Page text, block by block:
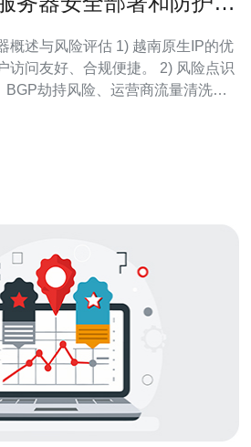
概述与风险评估 1) 越南原生IP的优
访问友好、合规便捷。 2) 风险点识
劫持风险、运营商流量清洗能
击。 4) 基础设施要素：物理机、